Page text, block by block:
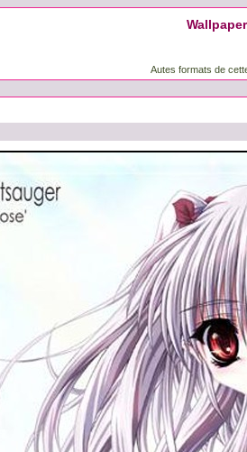
Autes formats de